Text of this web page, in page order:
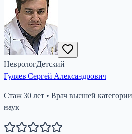
НеврологДетский
Гуляев Сергей Александрович
Стаж 30 лет • Врач высшей категории
наук